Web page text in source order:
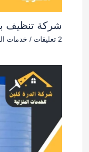
شركة تنظيف
2 تعليقات / خدمات